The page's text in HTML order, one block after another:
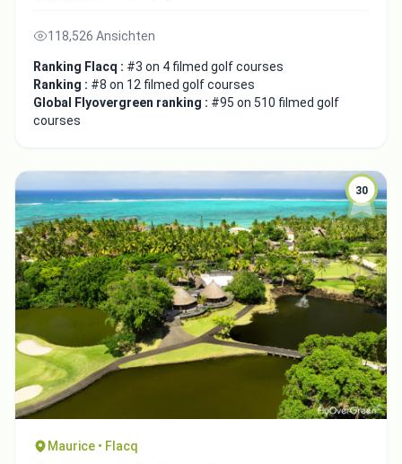
118,526 Ansichten
Ranking Flacq : #3 on 4 filmed golf courses
Ranking : #8 on 12 filmed golf courses
Global Flyovergreen ranking : #95 on 510 filmed golf
courses
30
Maurice • Flacq